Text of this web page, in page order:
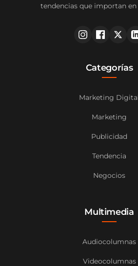
tendencias que importan
Categorías
Marketing
Marketing
Publicidad
Tendencia
Negocios
Multimedia
Audiocolumnas
Videocolumnas